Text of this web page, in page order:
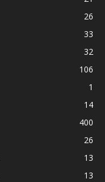
26
33
32
106
1
14
400
26
13
13